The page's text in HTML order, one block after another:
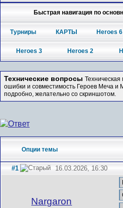
Быстрая навигация по
Турниры КАРТЫ Heroes 6
Heroes 3 Heroes 2
Технические вопросы
ошибки и совместимость Героев Меча и
подробно, желательно со скриншотом.
Опции темы
#1 16.03.2026, 16:30
Nargaron